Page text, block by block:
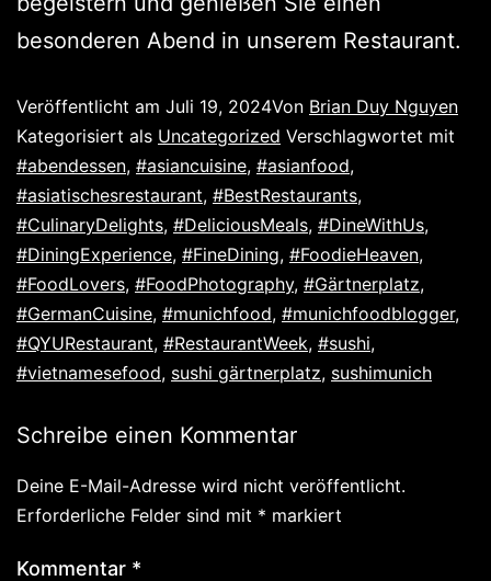
besonderen Abend in unserem Restaurant.
Veröffentlicht am Juli 19, 2024Von Brian Duy Nguyen
Kategorisiert als Uncategorized Verschlagwortet mit
#abendessen, #asiancuisine, #asianfood,
#asiatischesrestaurant, #BestRestaurants,
#CulinaryDelights, #DeliciousMeals, #DineWithUs,
#DiningExperience, #FineDining, #FoodieHeaven,
#FoodLovers, #FoodPhotography, #Gärtnerplatz,
#GermanCuisine, #munichfood, #munichfoodblogger,
#QYURestaurant, #RestaurantWeek, #sushi,
#vietnamesefood, sushi gärtnerplatz, sushimunich
Schreibe einen Kommentar
Deine E-Mail-Adresse wird nicht veröffentlicht.
Erforderliche Felder sind mit * markiert
Kommentar *